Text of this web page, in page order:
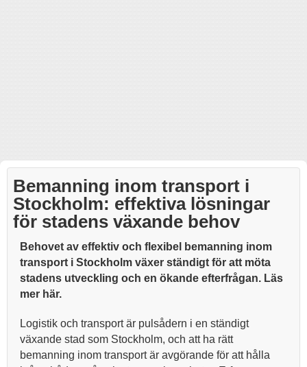
Bemanning inom transport i
Stockholm: effektiva lösningar
för stadens växande behov
Behovet av effektiv och flexibel bemanning inom
transport i Stockholm växer ständigt för att möta
stadens utveckling och en ökande efterfrågan. Läs
mer här.
Logistik och transport är pulsådern i en ständigt
växande stad som Stockholm, och att ha rätt
bemanning inom transport är avgörande för att hålla